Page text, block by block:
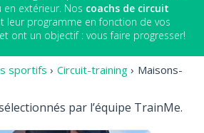
extérieur. Nos coachs de circuit
leur programme en fonction de vos
ont un objectif : vous faire progresser!
sportifs › Circuit-training › Maisons-
par l’équipe TrainMe.